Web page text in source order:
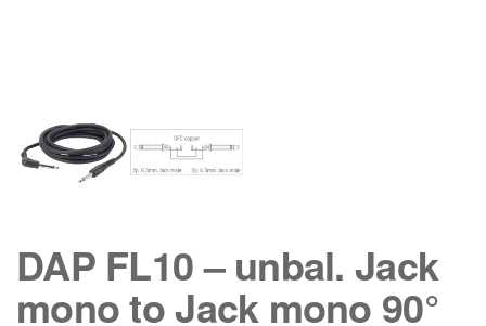
DAP FL10 – unbal. Jack
mono to Jack mono 90°